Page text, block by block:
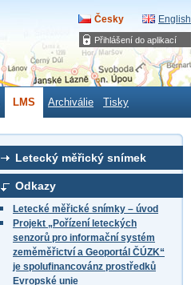
Přihlášení do aplikací
Česky English
LMS Archiválie Tisky
Letecký měřický snímek
Odkazy
Letecké měřické snímky – úvod
Projekt „Pořízení leteckých
senzorů pro informační systém
zeměměřictví a Geoportál ČÚZK“
je spolufinancovánz prostředků
Evropské unie